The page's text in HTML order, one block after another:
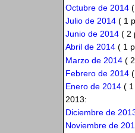
Octubre de 2014(
Julio de 2014( 1
Junio de 2014( 2
Abril de 2014( 1
Marzo de 2014( 2
Febrero de 2014(
Enero de 2014( 1
2013:
Diciembre de
Noviembre de